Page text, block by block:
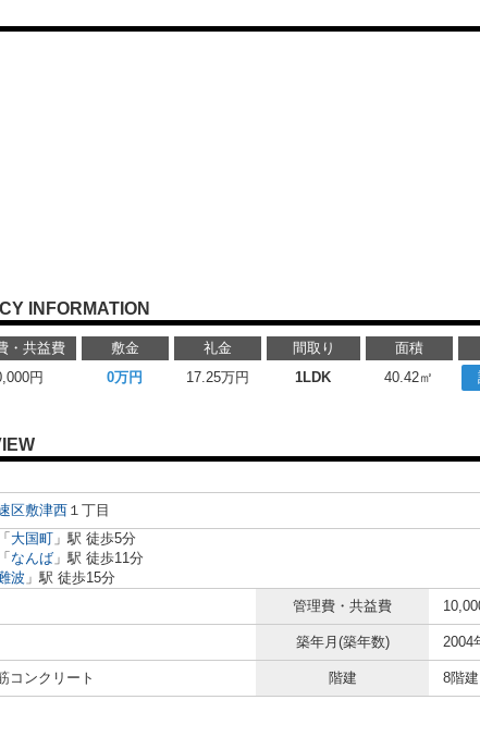
INFORMATION
・共益費 敷金 礼金 間取り 面積
円 0万円 17.25万円 1LDK 40.42㎡
区敷津西 １丁目
「 大国町 」駅 徒歩5分
「 なんば 」駅 徒歩11分
波 」駅 徒歩15分
管理費・共益費
築年月(築年数) 2004
コンクリート 階建 8階建